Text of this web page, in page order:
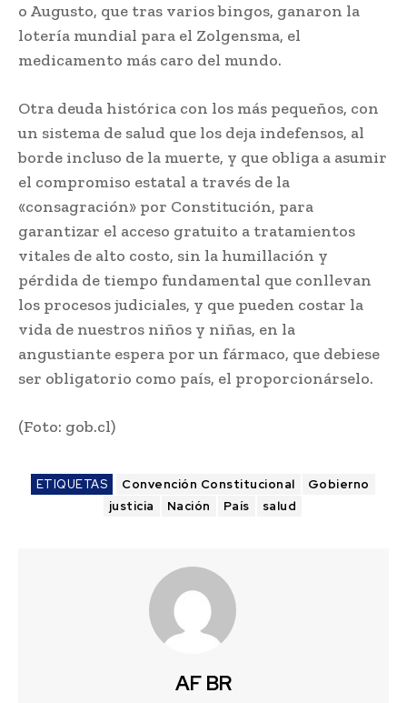
o Augusto, que tras varios bingos, ganaron la
lotería mundial para el Zolgensma, el
medicamento más caro del mundo.
Otra deuda histórica con los más pequeños, con
un sistema de salud que los deja indefensos, al
borde incluso de la muerte, y que obliga a asumir
el compromiso estatal a través de la
«consagración» por Constitución, para
garantizar el acceso gratuito a tratamientos
vitales de alto costo, sin la humillación y
pérdida de tiempo fundamental que conllevan
los procesos judiciales, y que pueden costar la
vida de nuestros niños y niñas, en la
angustiante espera por un fármaco, que debiese
ser obligatorio como país, el proporcionárselo.
(Foto: gob.cl)
ETIQUETAS Convención Constitucional
Gobierno
justicia
Nación País salud
AF BR